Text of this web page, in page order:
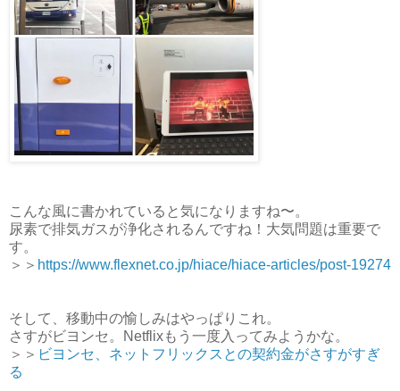
こんな風に書かれていると気になりますね〜。
尿素で排気ガスが浄化されるんですね！大気問題は重要で
す。
＞＞ https://www.flexnet.co.jp/hiace/hiace-articles/post-19274
そして、移動中の愉しみはやっぱりこれ。
さすがビヨンセ。Netflixもう一度入ってみようかな。
＞＞ ビヨンセ、ネットフリックスとの契約金がさすがすぎ
る